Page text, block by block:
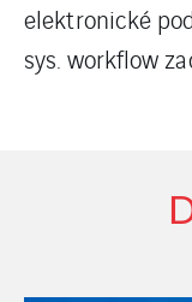
elektronické
sys. workflow